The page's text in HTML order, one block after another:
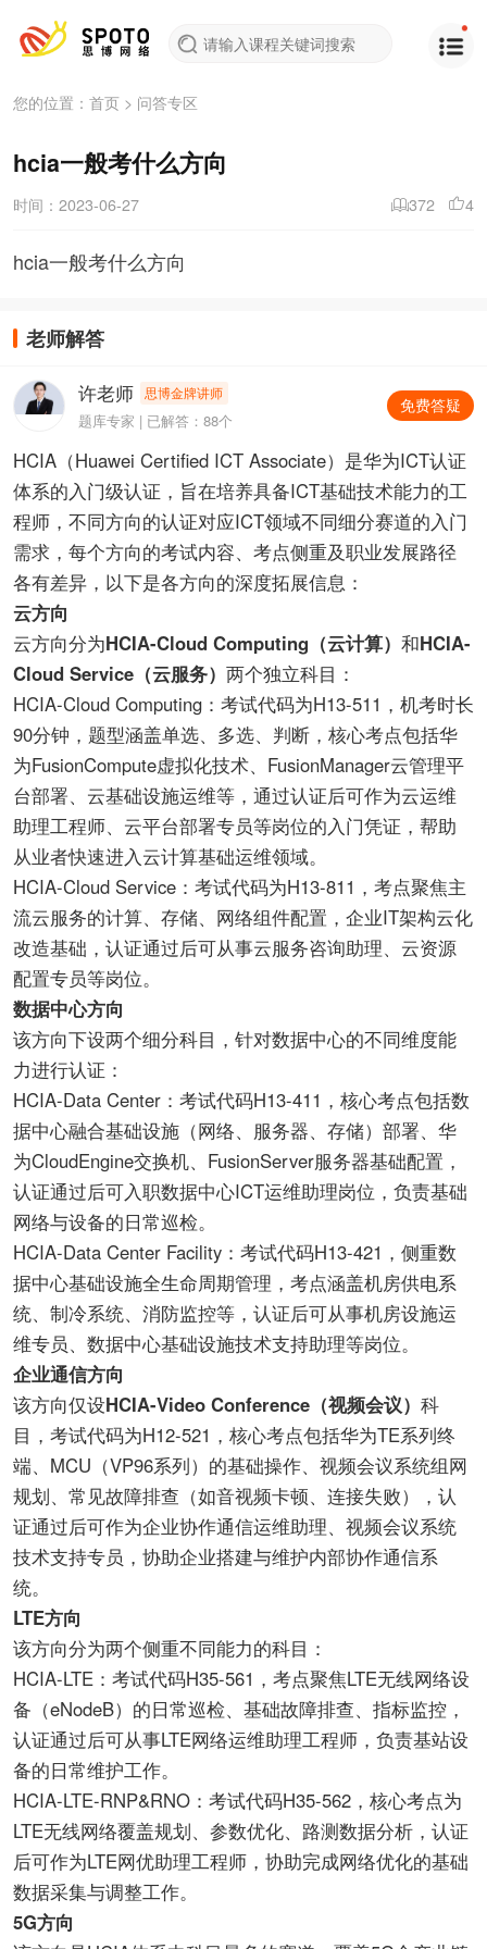
您的位置： 首页> 问答专区
hcia一般考什么方向
时间：2023-06-27 372 4
hcia一般考什么方向
老师解答
许老师 思博金牌讲师
题库专家 | 已解答：88个
免费答疑
HCIA（Huawei Certified ICT Associate）是华为ICT认证
体系的入门级认证，旨在培养具备ICT基础技术能力的工
程师，不同方向的认证对应ICT领域不同细分赛道的入门
需求，每个方向的考试内容、考点侧重及职业发展路径
各有差异，以下是各方向的深度拓展信息：
云方向
云方向分为HCIA-Cloud Computing（云计算） 和HCIA-
Cloud Service（云服务） 两个独立科目：
HCIA-Cloud Computing：考试代码为H13-511，机考时长
90分钟，题型涵盖单选、多选、判断，核心考点包括华
为FusionCompute虚拟化技术、FusionManager云管理平
台部署、云基础设施运维等，通过认证后可作为云运维
助理工程师、云平台部署专员等岗位的入门凭证，帮助
从业者快速进入云计算基础运维领域。
HCIA-Cloud Service：考试代码为H13-811，考点聚焦主
流云服务的计算、存储、网络组件配置，企业IT架构云化
改造基础，认证通过后可从事云服务咨询助理、云资源
配置专员等岗位。
数据中心方向
该方向下设两个细分科目，针对数据中心的不同维度能
力进行认证：
HCIA-Data Center：考试代码H13-411，核心考点包括数
据中心融合基础设施（网络、服务器、存储）部署、华
为CloudEngine交换机、FusionServer服务器基础配置，
认证通过后可入职数据中心ICT运维助理岗位，负责基础
网络与设备的日常巡检。
HCIA-Data Center Facility：考试代码H13-421，侧重数
据中心基础设施全生命周期管理，考点涵盖机房供电系
统、制冷系统、消防监控等，认证后可从事机房设施运
维专员、数据中心基础设施技术支持助理等岗位。
企业通信方向
该方向仅设HCIA-Video Conference（视频会议） 科
目，考试代码为H12-521，核心考点包括华为TE系列终
端、MCU（VP96系列）的基础操作、视频会议系统组网
规划、常见故障排查（如音视频卡顿、连接失败），认
证通过后可作为企业协作通信运维助理、视频会议系统
技术支持专员，协助企业搭建与维护内部协作通信系
统。
LTE方向
该方向分为两个侧重不同能力的科目：
HCIA-LTE：考试代码H35-561，考点聚焦LTE无线网络设
备（eNodeB）的日常巡检、基础故障排查、指标监控，
认证通过后可从事LTE网络运维助理工程师，负责基站设
备的日常维护工作。
HCIA-LTE-RNP&RNO：考试代码H35-562，核心考点为
LTE无线网络覆盖规划、参数优化、路测数据分析，认证
后可作为LTE网优助理工程师，协助完成网络优化的基础
数据采集与调整工作。
5G方向